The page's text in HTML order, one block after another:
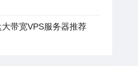
大带宽VPS服务器推荐